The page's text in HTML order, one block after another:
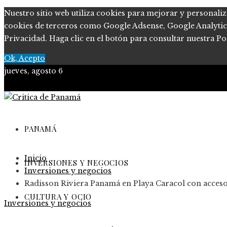
Nuestro sitio web utiliza cookies para mejorar y
cookies de terceros como Google Adsense, Google
Privacidad. Haga clic en el botón para consultar nuestra
Ok, Acepto
jueves, agosto 6
PANAMÁ
INVERSIONES Y NEGOCIOS
CULTURA Y OCIO
Inicio
Inversiones y negocios
Radisson Riviera Panamá en Playa Caracol con
Inversiones y negocios